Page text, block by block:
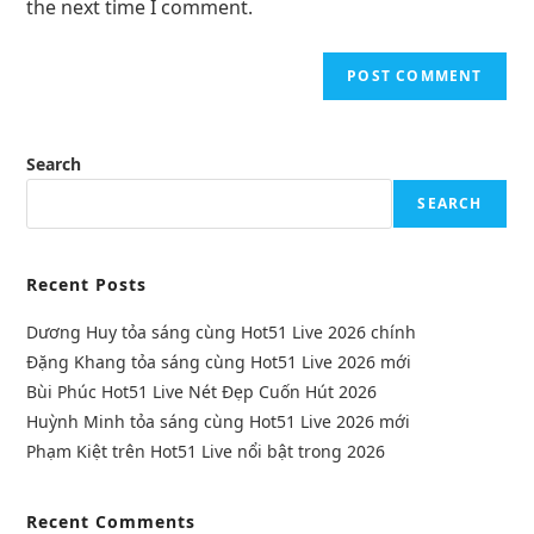
the next time I comment.
Search
SEARCH
Recent Posts
Dương Huy tỏa sáng cùng Hot51 Live 2026 chính
Đặng Khang tỏa sáng cùng Hot51 Live 2026 mới
Bùi Phúc Hot51 Live Nét Đẹp Cuốn Hút 2026
Huỳnh Minh tỏa sáng cùng Hot51 Live 2026 mới
Phạm Kiệt trên Hot51 Live nổi bật trong 2026
Recent Comments